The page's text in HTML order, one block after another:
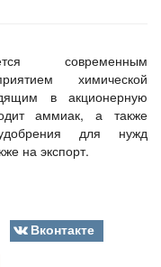
современным
химической
в акционерную
аммиак, а также
для нужд
на экспорт.
Вконтакте